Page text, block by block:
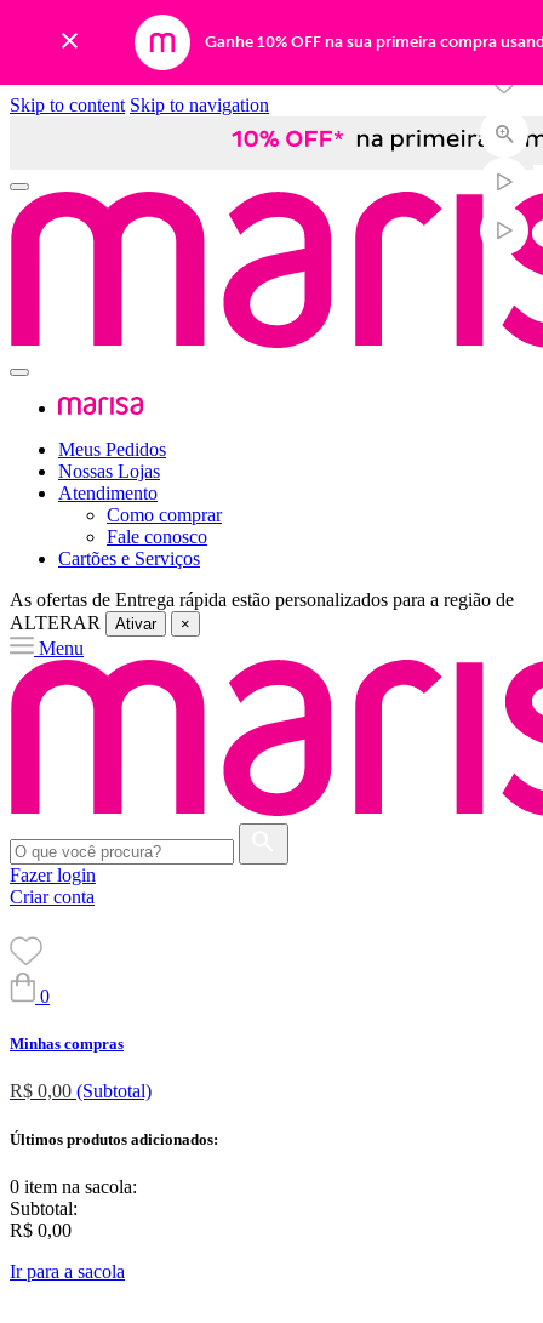
Ganhe 10% OFF na sua primeira compra
Skip to content Skip to navigation
Meus Pedidos
Nossas Lojas
Atendimento
Como comprar
Fale conosco
Cartões e Serviços
As ofertas de Entrega rápida estão personalizados para a região de
ALTERAR
Ativar ×
Menu
Fazer login
Criar conta
0
Minhas compras
R$ 0,00 (Subtotal)
Últimos produtos adicionados:
0 item na sacola:
Subtotal:
R$ 0,00
Ir para a sacola